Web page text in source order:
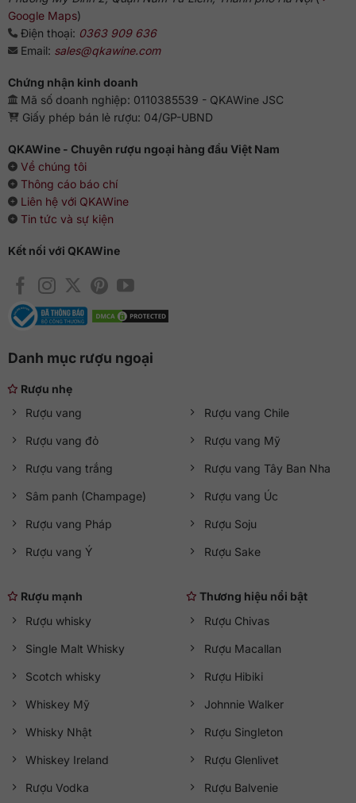
cùng các loại hoa ở Nam Phi sẽ hòa quyện vào nhau, làm
người uống cảm thấy xao xuyến vô cùng. Hương vị tinh tế,
kéo dài trong vòm miệng là chất xúc tác giúp bạn dễ dàng
uống được hết chai vang chỉ trong thời gian ngắn.
Hướng dẫn thưởng thức
Rượu vang ngon nhất khi được thưởng thức ở nhiệt độ từ
thịt bò, các loại hải sản từ tôm, cua, cá, ghẹ hoặc phô mai,
salad.
Google Maps)
Điện thoại: 0363 909 636
Email: sales@qkawine.com
Chứng nhận kinh doanh
Mã số doanh nghiệp: 0110385539 - QKAWine JSC
Giấy phép bán lẻ rượu: 04/GP-UBND
QKAWine - Chuyên rượu ngoại hàng đầu Việt Nam
Về chúng tôi
Thông cáo báo chí
Liên hệ với QKAWine
Tin tức và sự kiện
Kết nối với QKAWine
Danh mục rượu ngoại
Rượu nhẹ
Rượu vang
Rượu vang đỏ
Rượu vang trắng
Sâm panh (Champage)
Rượu vang Pháp
Rượu vang Ý
Rượu vang Chile
Rượu vang Mỹ
Rượu vang Tây Ban Nha
Rượu vang Úc
Rượu Soju
Rượu Sake
Rượu mạnh
Rượu whisky
Single Malt Whisky
Scotch whisky
Whiskey Mỹ
Whisky Nhật
Whiskey Ireland
Rượu Vodka
Thương hiệu nổi bật
Rượu Chivas
Rượu Macallan
Rượu Hibiki
Johnnie Walker
Rượu Singleton
Rượu Glenlivet
Rượu Balvenie